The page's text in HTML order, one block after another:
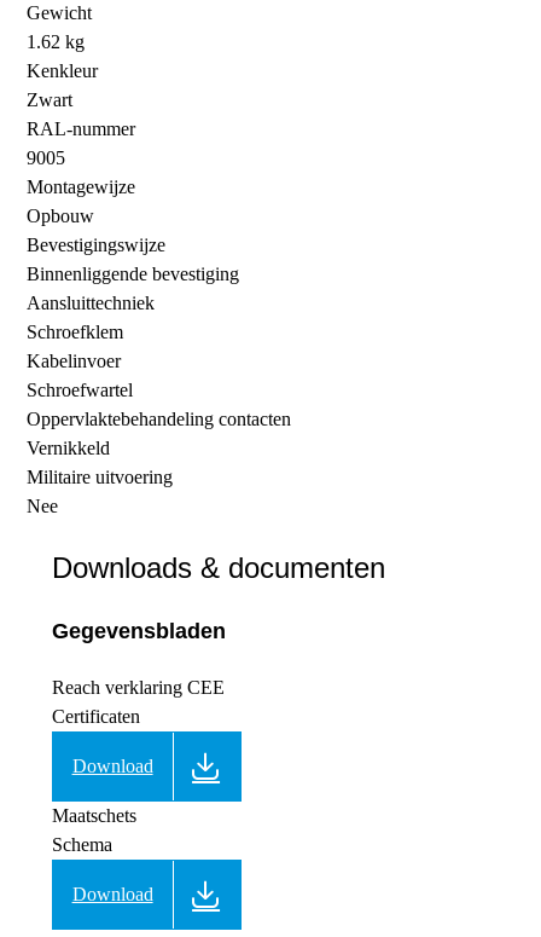
Gewicht
1.62 kg
Kenkleur
Zwart
RAL-nummer
9005
Montagewijze
Opbouw
Bevestigingswijze
Binnenliggende bevestiging
Aansluittechniek
Schroefklem
Kabelinvoer
Schroefwartel
Oppervlaktebehandeling contacten
Vernikkeld
Militaire uitvoering
Nee
Downloads & documenten
Gegevensbladen
Reach verklaring CEE
Certificaten
Download
Maatschets
Schema
Download